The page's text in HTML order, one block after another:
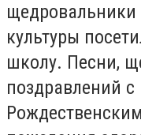
щедровальники
культуры
школу. Песни,
поздравлений